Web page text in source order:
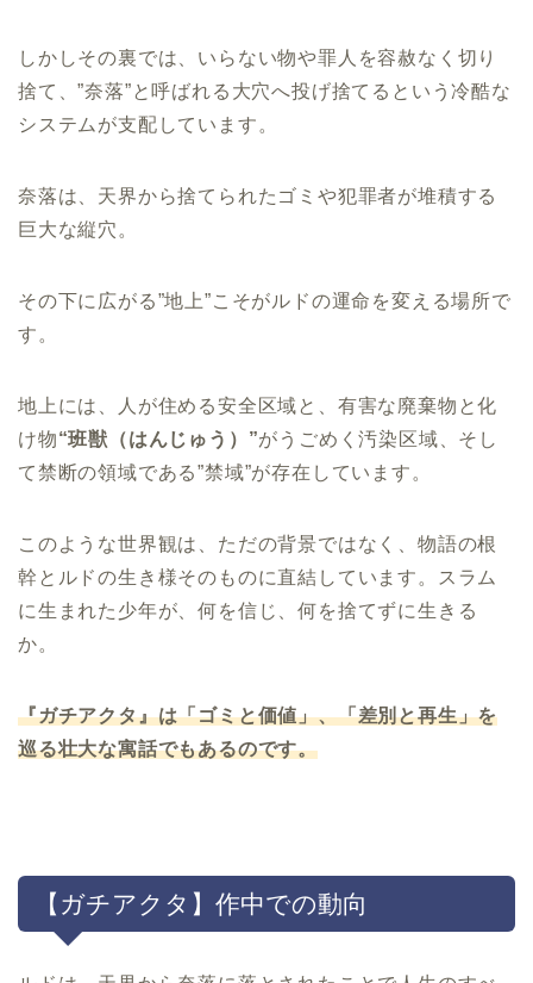
しかしその裏では、いらない物や罪人を容赦なく切り
捨て、”奈落”と呼ばれる大穴へ投げ捨てるという冷酷な
システムが支配しています。
奈落は、天界から捨てられたゴミや犯罪者が堆積する
巨大な縦穴。
その下に広がる”地上”こそがルドの運命を変える場所で
す。
地上には、人が住める安全区域と、有害な廃棄物と化
け物“班獣（はんじゅう）”がうごめく汚染区域、そし
て禁断の領域である”禁域”が存在しています。
このような世界観は、ただの背景ではなく、物語の根
幹とルドの生き様そのものに直結しています。スラム
に生まれた少年が、何を信じ、何を捨てずに生きる
か。
『ガチアクタ』は「ゴミと価値」、「差別と再生」を
巡る壮大な寓話でもあるのです。
【ガチアクタ】作中での動向